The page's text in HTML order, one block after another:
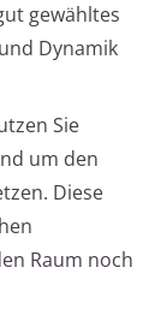
gewähltes
Dynamik
Sie
um den
Diese
Raum noch